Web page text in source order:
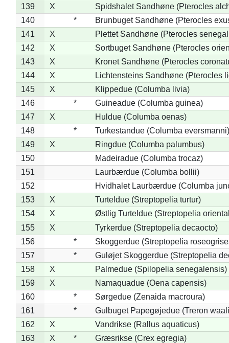
139
X
Spidshalet Sandhøne (Pterocles
140
*
Brunbuget Sandhøne (Pterocles
141
X
Plettet Sandhøne (Pterocles
142
X
Sortbuget Sandhøne (Pterocles
143
X
Kronet Sandhøne (Pterocles
144
X
Lichtensteins Sandhøne (Pterocles
145
X
Klippedue (Columba livia)
146
*
Guineadue (Columba guinea)
147
X
Huldue (Columba oenas)
148
*
Turkestandue (Columba eversmanni)
149
X
Ringdue (Columba palumbus)
150
Madeiradue (Columba trocaz)
151
Laurbærdue (Columba bollii)
152
Hvidhalet Laurbærdue (Columba
153
X
Turteldue (Streptopelia turtur)
154
X
Østlig Turteldue (Streptopelia
155
X
Tyrkerdue (Streptopelia decaocto)
156
*
Skoggerdue (Streptopelia
157
*
Guløjet Skoggerdue (Streptopelia
158
X
Palmedue (Spilopelia senegalensis)
159
X
Namaquadue (Oena capensis)
160
*
Sørgedue (Zenaida macroura)
161
*
Gulbuget Papegøjedue (Treron
162
X
Vandrikse (Rallus aquaticus)
163
X * Græsrikse (Crex egregia)